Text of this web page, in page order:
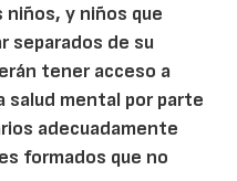
y niños que
separados de su
tener acceso a
salud mental por parte
adecuadamente
formados que no